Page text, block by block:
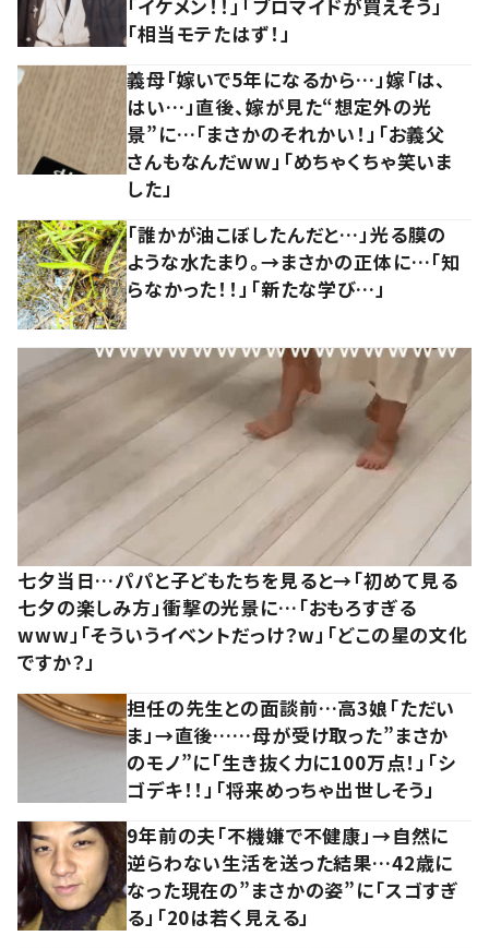
「イケメン！！」「ブロマイドが買えそう」
「相当モテたはず！」
義母「嫁いで5年になるから…」嫁「は、
はい…」直後、嫁が見た“想定外の光
景”に…「まさかのそれかい！」「お義父
さんもなんだww」「めちゃくちゃ笑いま
した」
「誰かが油こぼしたんだと…」光る膜の
ような水たまり。→まさかの正体に…「知
らなかった！！」「新たな学び…」
七夕当日…パパと子どもたちを見ると→「初めて見る
七夕の楽しみ方」衝撃の光景に…「おもろすぎる
www」「そういうイベントだっけ？w」「どこの星の文化
ですか？」
担任の先生との面談前…高3娘「ただい
ま」→直後……母が受け取った”まさか
のモノ”に「生き抜く力に100万点！」「シ
ゴデキ！！」「将来めっちゃ出世しそう」
9年前の夫「不機嫌で不健康」→自然に
逆らわない生活を送った結果…42歳に
なった現在の”まさかの姿”に「スゴすぎ
る」「20は若く見える」